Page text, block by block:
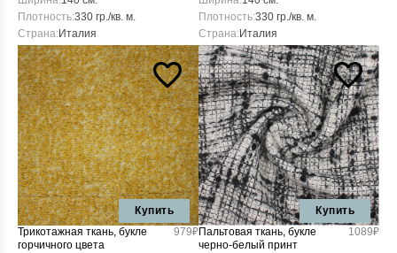
Плотность:330 гр./кв. м.
Страна:Италия
Плотность:330 гр./кв. м.
Страна:Италия
Купить
Трикотажная ткань, букле
горчичного цвета
979₽
Купить
Пальтовая ткань, букле
черно-белый принт
1089₽